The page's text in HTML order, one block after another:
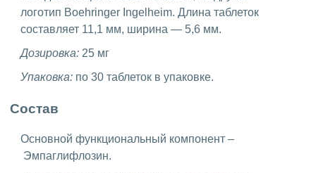
логотип Boehringer Ingelheim. Длина таблеток
составляет 11,1 мм, ширина — 5,6 мм.
Дозировка: 25 мг
Упаковка: по 30 таблеток в упаковке.
Состав
Основной функциональный компонент –
Эмпаглифлозин.